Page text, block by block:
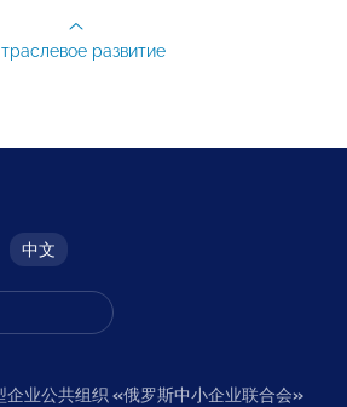
развитие
中文
业公共组织 «俄罗斯中小企业联合会»